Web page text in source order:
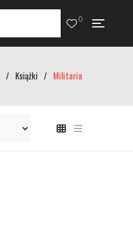
0
/ Książki / Militaria